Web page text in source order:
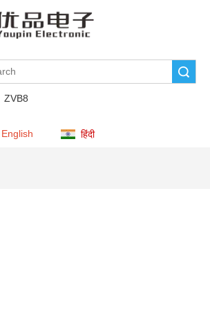
ZVB8
English हिंदी